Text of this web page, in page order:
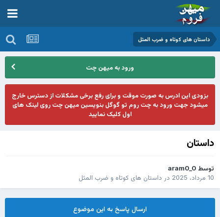
داستان های کوتاه و ضرب المثل
ورود به میهن چت
بزودی این ادرس به صورت موقت و برای رفع برخی مشکلات از دسترس خارج
میشود جهت ورود به چت روم تو گوگل بنویسین میهن چت روی لینک های
اول کلیک نمایید
داستان
توسط aram0_0
10 مرداد، 2025
در داستان های کوتاه و ضرب المثل
ارسال پاسخ به این موضوع